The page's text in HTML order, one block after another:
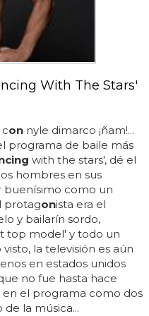
With The Stars'
on nyle dimarco ¡ñam!...
programa de baile más
with the stars', dé el
hombres en sus
buenísimo como un
protagonista era el
y bailarín sordo,
top model' y todo un
la televisión es aún
en estados unidos
no fue hasta hace
el programa como dos
la música...